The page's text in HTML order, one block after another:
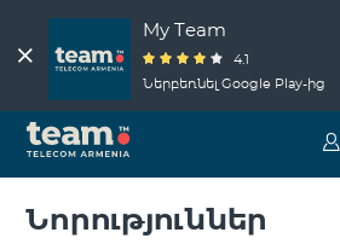
My Team
4.1
Ներբեռնել Google Play-ից
Նորություններ